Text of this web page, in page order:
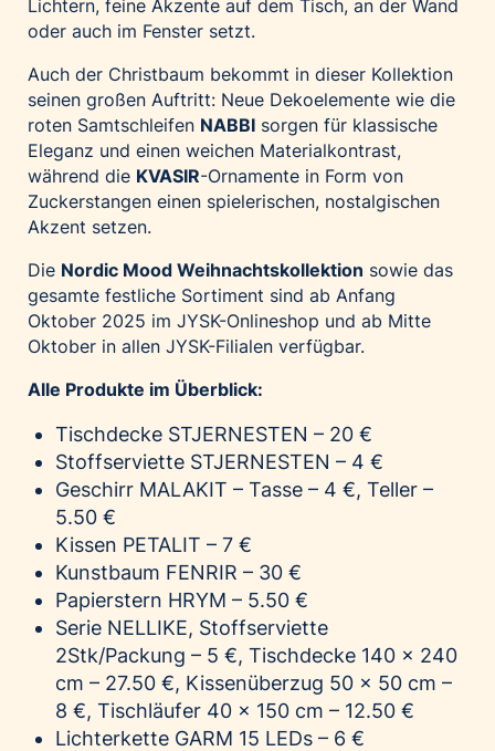
Lichtern, feine Akzente auf dem Tisch, an der Wand
oder auch im Fenster setzt.
Auch der Christbaum bekommt in dieser Kollektion
seinen großen Auftritt: Neue Dekoelemente wie die
roten Samtschleifen NABBI sorgen für klassische
Eleganz und einen weichen Materialkontrast,
während die KVASIR-Ornamente in Form von
Zuckerstangen einen spielerischen, nostalgischen
Akzent setzen.
Die Nordic Mood Weihnachtskollektion sowie das
gesamte festliche Sortiment sind ab Anfang
Oktober 2025 im JYSK-Onlineshop und ab Mitte
Oktober in allen JYSK-Filialen verfügbar.
Alle Produkte im Überblick:
Tischdecke STJERNESTEN – 20 €
Stoffserviette STJERNESTEN – 4 €
Geschirr MALAKIT – Tasse – 4 €, Teller –
5.50 €
Kissen PETALIT – 7 €
Kunstbaum FENRIR – 30 €
Papierstern HRYM – 5.50 €
Serie NELLIKE, Stoffserviette
2Stk/Packung – 5 €, Tischdecke 140 x 240
cm – 27.50 €, Kissenüberzug 50 x 50 cm –
8 €, Tischläufer 40 x 150 cm – 12.50 €
Lichterkette GARM 15 LEDs – 6 €